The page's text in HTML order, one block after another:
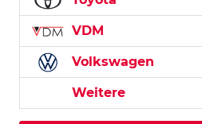
VDM
Volkswagen
Weitere